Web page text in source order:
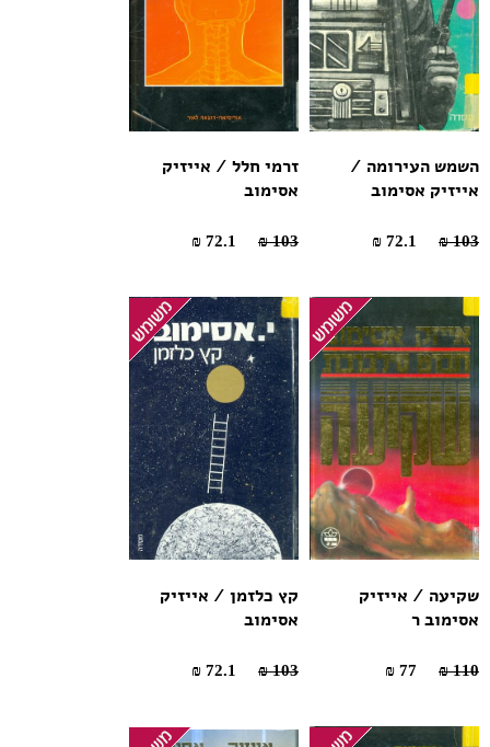
השמש העירומה /
אייזיק אסימוב
103 ₪
זרמי חלל / אייזיק
אסימוב
103 ₪
שקיעה / אייזיק
אסימוב ר
110 ₪
קץ כלזמן / אייזיק
אסימוב
103 ₪